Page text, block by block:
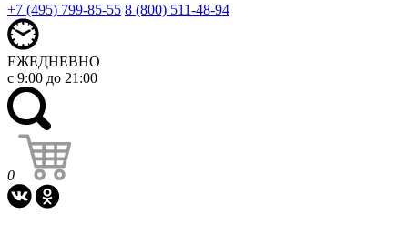
+7 (495) 799-85-55 8 (800) 511-48-94
ЕЖЕДНЕВНО
с 9:00 до 21:00
0